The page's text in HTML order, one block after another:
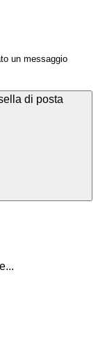
un messaggio
di posta